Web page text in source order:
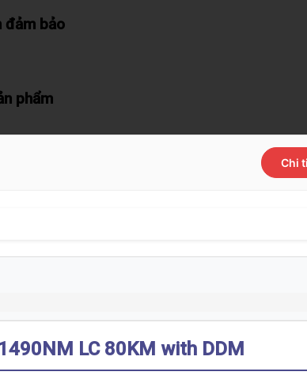
đảm bảo
phẩm
Chi
LC 80KM with DDM